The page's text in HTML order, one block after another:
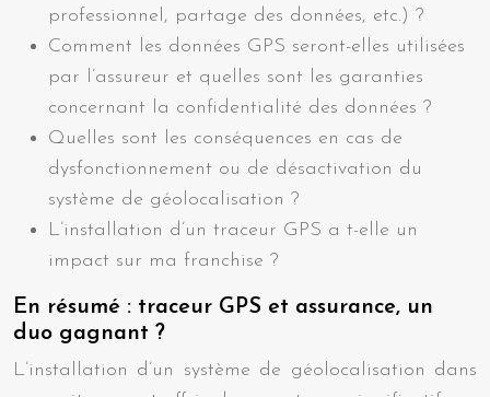
professionnel, partage des données, etc.) ?
Comment les données GPS seront-elles utilisées
par l’assureur et quelles sont les garanties
concernant la confidentialité des données ?
Quelles sont les conséquences en cas de
dysfonctionnement ou de désactivation du
système de géolocalisation ?
L’installation d’un traceur GPS a t-elle un
impact sur ma franchise ?
En résumé : traceur GPS et assurance, un
duo gagnant ?
L’installation d’un système de géolocalisation dans